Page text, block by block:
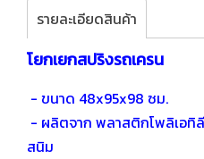
รายละเอียดสินค้า
โยกเยกสปริงรถเครน
- ขนาด 48x95x98 ซม.
- ผลิตจาก พลาสติกโพลิเอทิ
สนิม